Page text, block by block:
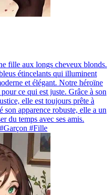
fille aux longs cheveux blonds.
étincelants qui illuminent
et élégant. Notre héroïne
ce qui est juste. Grâce à son
elle est toujours prête à
son apparence robuste, elle a un
du temps avec ses amis.
#Fille